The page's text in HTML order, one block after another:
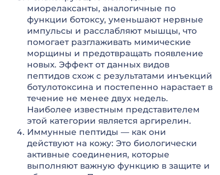
миорелаксанты, аналогичные по
функции ботоксу, уменьшают нервные
импульсы и расслабляют мышцы, что
помогает разглаживать мимические
морщины и предотвращать появление
новых. Эффект от данных видов
пептидов схож с результатами инъекций
ботулотоксина и постепенно нарастает в
течение не менее двух недель.
Наиболее известным представителем
этой категории является аргирелин.
Иммунные пептиды — как они
действуют на кожу: Это биологически
активные соединения, которые
выполняют важную функцию в защите и